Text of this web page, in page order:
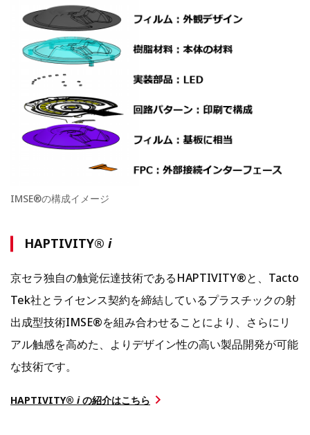
IMSE®の構成イメージ
HAPTIVITY®i
京セラ独自の触覚伝達技術であるHAPTIVITY®と、Tacto
Tek社とライセンス契約を締結しているプラスチックの射
出成型技術IMSE®を組み合わせることにより、さらにリ
アル触感を高めた、よりデザイン性の高い製品開発が可能
な技術です。
HAPTIVITY®iの紹介はこちら